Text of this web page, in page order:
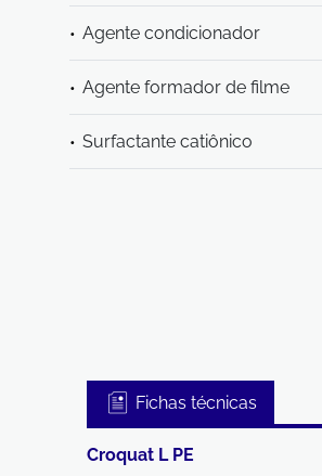
Agente condicionador
Agente formador de filme
Surfactante catiônico
Fichas técnicas
Croquat L PE